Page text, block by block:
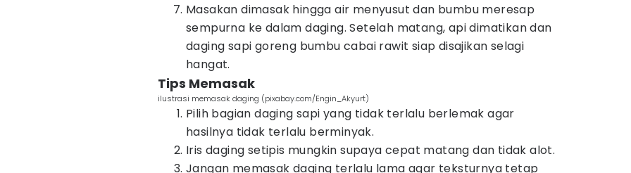
Masakan dimasak hingga air menyusut dan bumbu meresap
sempurna ke dalam daging. Setelah matang, api dimatikan dan
daging sapi goreng bumbu cabai rawit siap disajikan selagi
hangat.
Tips Memasak
ilustrasi memasak daging (pixabay.com/Engin_Akyurt)
Pilih bagian daging sapi yang tidak terlalu berlemak agar
hasilnya tidak terlalu berminyak.
Iris daging setipis mungkin supaya cepat matang dan tidak alot.
Jangan memasak daging terlalu lama agar teksturnya tetap